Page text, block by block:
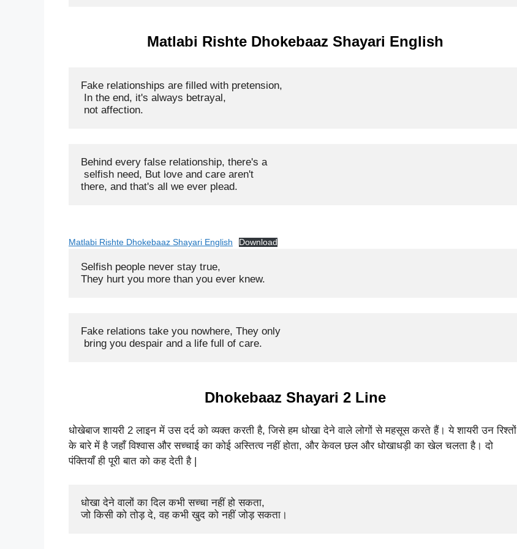
Matlabi Rishte Dhokebaaz Shayari English
Fake relationships are filled with pretension,
In the end, it's always betrayal,
not affection.
Behind every false relationship, there's a
selfish need, But love and care aren't
there, and that's all we ever plead.
Matlabi Rishte Dhokebaaz Shayari English Download
Selfish people never stay true,
They hurt you more than you ever knew.
Fake relations take you nowhere, They only
bring you despair and a life full of care.
Dhokebaaz Shayari 2 Line
धोखेबाज शायरी 2 लाइन में उस दर्द को व्यक्त करती है, जिसे हम धोखा देने वाले लोगों से महसूस करते हैं। ये शायरी उन रिश्तों
के बारे में है जहाँ विश्वास और सच्चाई का कोई अस्तित्व नहीं होता, और केवल छल और धोखाधड़ी का खेल चलता है। दो
पंक्तियाँ ही पूरी बात को कह देती है |
धोखा देने वालों का दिल कभी सच्चा नहीं हो सकता,
जो किसी को तोड़ दे, वह कभी खुद को नहीं जोड़ सकता।